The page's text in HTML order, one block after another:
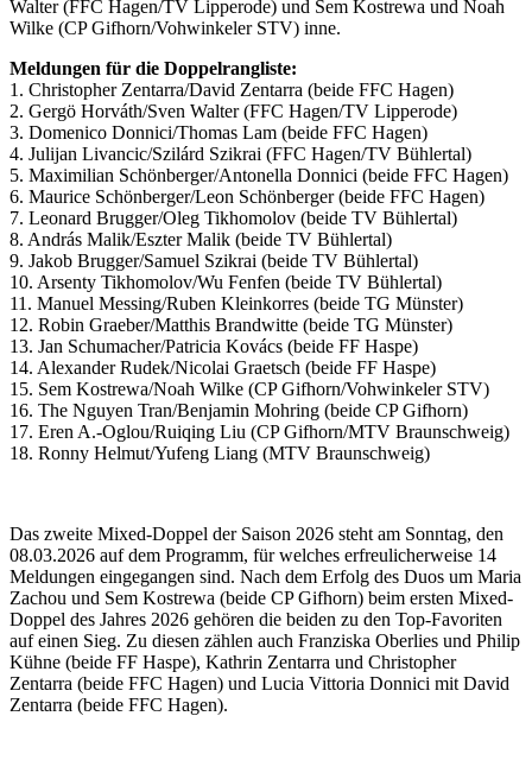
Walter (FFC Hagen/TV Lipperode) und Sem Kostrewa und Noah
Wilke (CP Gifhorn/Vohwinkeler STV) inne.
Meldungen für die Doppelrangliste:
1. Christopher Zentarra/David Zentarra (beide FFC Hagen)
2. Gergö Horváth/Sven Walter (FFC Hagen/TV Lipperode)
3. Domenico Donnici/Thomas Lam (beide FFC Hagen)
4. Julijan Livancic/Szilárd Szikrai (FFC Hagen/TV Bühlertal)
5. Maximilian Schönberger/Antonella Donnici (beide FFC Hagen)
6. Maurice Schönberger/Leon Schönberger (beide FFC Hagen)
7. Leonard Brugger/Oleg Tikhomolov (beide TV Bühlertal)
8. András Malik/Eszter Malik (beide TV Bühlertal)
9. Jakob Brugger/Samuel Szikrai (beide TV Bühlertal)
10. Arsenty Tikhomolov/Wu Fenfen (beide TV Bühlertal)
11. Manuel Messing/Ruben Kleinkorres (beide TG Münster)
12. Robin Graeber/Matthis Brandwitte (beide TG Münster)
13. Jan Schumacher/Patricia Kovács (beide FF Haspe)
14. Alexander Rudek/Nicolai Graetsch (beide FF Haspe)
15. Sem Kostrewa/Noah Wilke (CP Gifhorn/Vohwinkeler STV)
16. The Nguyen Tran/Benjamin Mohring (beide CP Gifhorn)
17. Eren A.-Oglou/Ruiqing Liu (CP Gifhorn/MTV Braunschweig)
18. Ronny Helmut/Yufeng Liang (MTV Braunschweig)
Das zweite Mixed-Doppel der Saison 2026 steht am Sonntag, den
08.03.2026 auf dem Programm, für welches erfreulicherweise 14
Meldungen eingegangen sind. Nach dem Erfolg des Duos um Maria
Zachou und Sem Kostrewa (beide CP Gifhorn) beim ersten Mixed-
Doppel des Jahres 2026 gehören die beiden zu den Top-Favoriten
auf einen Sieg. Zu diesen zählen auch Franziska Oberlies und Philip
Kühne (beide FF Haspe), Kathrin Zentarra und Christopher
Zentarra (beide FFC Hagen) und Lucia Vittoria Donnici mit David
Zentarra (beide FFC Hagen).